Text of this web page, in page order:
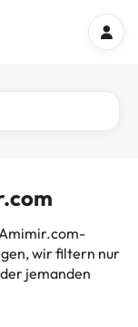
wir filtern nur
jemanden